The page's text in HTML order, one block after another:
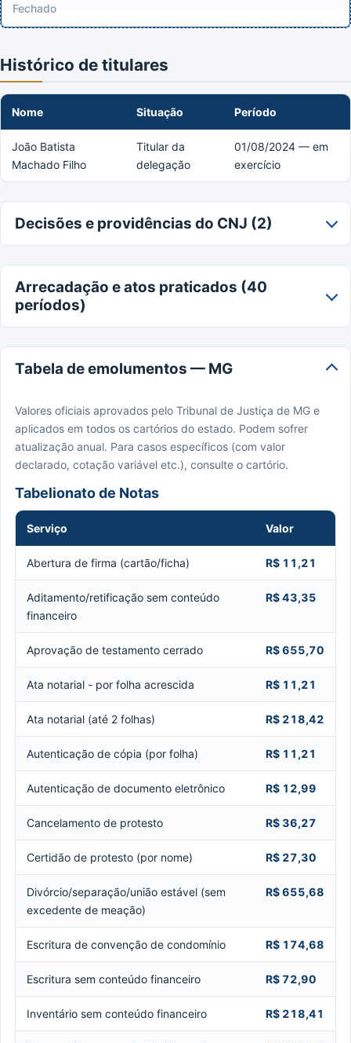
Fechado
Histórico de titulares
Nome Situação Período
João Batista
Machado Filho
Titular da
delegação
01/08/2024 — em
exercício
Decisões e providências do CNJ (2)
Arrecadação e atos praticados (40
períodos)
Tabela de emolumentos — MG
Valores oficiais aprovados pelo Tribunal de Justiça de MG e
aplicados em todos os cartórios do estado. Podem sofrer
atualização anual. Para casos específicos (com valor
declarado, cotação variável etc.), consulte o cartório.
Tabelionato de Notas
Serviço Valor
Abertura de firma (cartão/ficha) R$ 11,21
Aditamento/retificação sem conteúdo
financeiro
R$ 43,35
Aprovação de testamento cerrado R$ 655,70
Ata notarial - por folha acrescida R$ 11,21
Ata notarial (até 2 folhas) R$ 218,42
Autenticação de cópia (por folha) R$ 11,21
Autenticação de documento eletrônico R$ 12,99
Cancelamento de protesto R$ 36,27
Certidão de protesto (por nome) R$ 27,30
Divórcio/separação/união estável (sem
excedente de meação)
R$ 655,68
Escritura de convenção de condomínio R$ 174,68
Escritura sem conteúdo financeiro R$ 72,90
Inventário sem conteúdo financeiro R$ 218,41